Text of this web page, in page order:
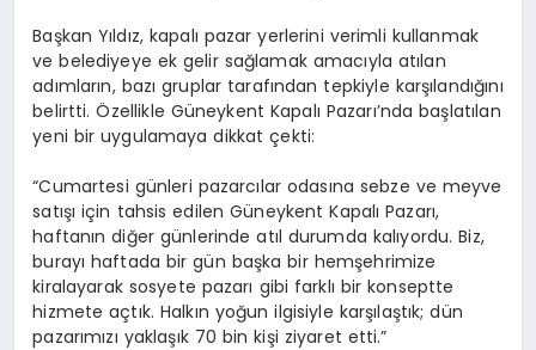
Başkan Yıldız, kapalı pazar yerlerini verimli kullanmak
ve belediyeye ek gelir sağlamak amacıyla atılan
adımların, bazı gruplar tarafından tepkiyle karşılandığını
belirtti. Özellikle Güneykent Kapalı Pazarı’nda başlatılan
yeni bir uygulamaya dikkat çekti:
“Cumartesi günleri pazarcılar odasına sebze ve meyve
satışı için tahsis edilen Güneykent Kapalı Pazarı,
haftanın diğer günlerinde atıl durumda kalıyordu. Biz,
burayı haftada bir gün başka bir hemşehrimize
kiralayarak sosyete pazarı gibi farklı bir konseptte
hizmete açtık. Halkın yoğun ilgisiyle karşılaştık; dün
pazarımızı yaklaşık 70 bin kişi ziyaret etti.”